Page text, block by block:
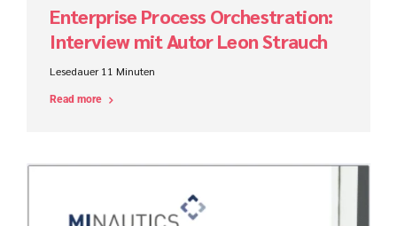
Enterprise Process Orchestration:
Interview mit Autor Leon Strauch
Lesedauer 11 Minuten
Read more